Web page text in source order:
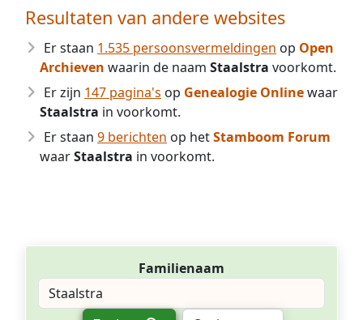
Resultaten van andere websites
Er staan 1.535 persoonsvermeldingen op Open
Archieven waarin de naam Staalstra voorkomt.
Er zijn 147 pagina's op Genealogie Onlinewaar
Staalstra in voorkomt.
Er staan 9 berichten op hetStamboom Forum
waarStaalstra in voorkomt.
Familienaam